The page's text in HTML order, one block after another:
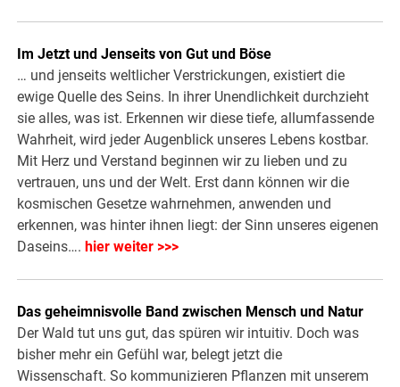
Im Jetzt und Jenseits von Gut und Böse
… und jenseits weltlicher Verstrickungen, existiert die
ewige Quelle des Seins. In ihrer Unendlichkeit durchzieht
sie alles, was ist. Erkennen wir diese tiefe, allumfassende
Wahrheit, wird jeder Augenblick unseres Lebens kostbar.
Mit Herz und Verstand beginnen wir zu lieben und zu
vertrauen, uns und der Welt. Erst dann können wir die
kosmischen Gesetze wahrnehmen, anwenden und
erkennen, was hinter ihnen liegt: der Sinn unseres eigenen
Daseins…. hier weiter >>>
Das geheimnisvolle Band zwischen Mensch und Natur
Der Wald tut uns gut, das spüren wir intuitiv. Doch was
bisher mehr ein Gefühl war, belegt jetzt die
Wissenschaft. So kommunizieren Pflanzen mit unserem